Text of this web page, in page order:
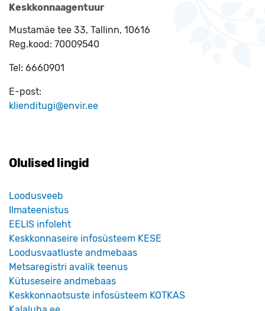
Keskkonnaagentuur
Mustamäe tee 33, Tallinn, 10616
Reg.kood: 70009540
Tel: 6660901
E-post:
klienditugi@envir.ee
Olulised lingid
Loodusveeb
Ilmateenistus
EELIS infoleht
Keskkonnaseire infosüsteem KESE
Loodusvaatluste andmebaas
Metsaregistri avalik teenus
Kütuseseire andmebaas
Keskkonnaotsuste infosüsteem KOTKAS